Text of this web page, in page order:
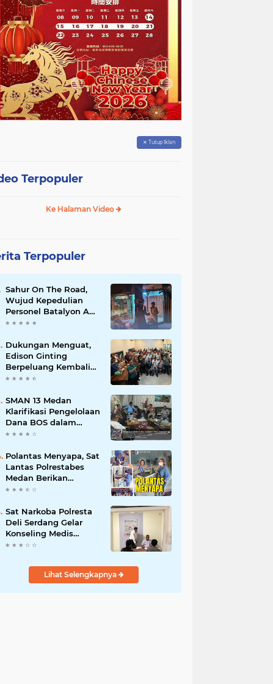
✕ Tutup Iklan
Terpopuler
Ke Halaman Video
Terpopuler
Sahur On The Road,
Wujud Kepedulian
Personel Batalyon A
Pelopor Satuan
di Dini Hari Ramadhan
Dukungan Menguat,
Edison Ginting
Berpeluang Kembali
Pimpin Wartawan
SMAN 13 Medan
Klarifikasi Pengelolaan
Dana BOS dalam
Audiensi Bersama
Polantas Menyapa, Sat
Lantas Polrestabes
Medan Berikan
Layanan Humanis
Pemohon SIM
Sat Narkoba Polresta
Deli Serdang Gelar
Konseling Medis
Kepada Masyarakat
di Posko Kampung
Bersih NarkobaLihat Selengkapnya